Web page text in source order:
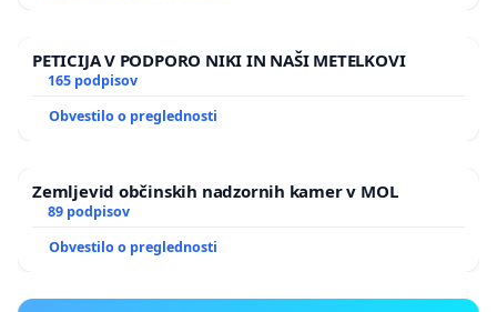
PETICIJA V PODPORO NIKI IN NAŠI METELKOVI
165 podpisov
Obvestilo o preglednosti
Zemljevid občinskih nadzornih kamer v MOL
89 podpisov
Obvestilo o preglednosti